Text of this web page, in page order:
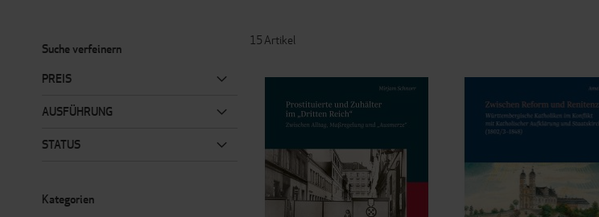
15Artikel
Suche verfeinern
PREIS
AUSFÜHRUNG
STATUS
Kategorien